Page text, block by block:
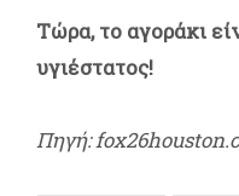
Τώρα, το αγοράκι
υγιέστατος!
Πηγή: